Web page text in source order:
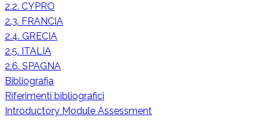
2.2. CYPRO
2.3. FRANCIA
2.4. GRECIA
2.5. ITALIA
2.6. SPAGNA
Bibliografia
Riferimenti bibliografici
Introductory Module Assessment